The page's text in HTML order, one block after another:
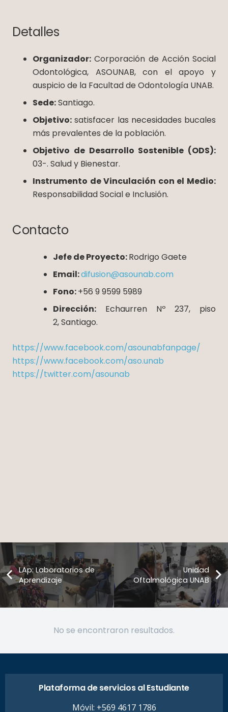
Detalles
Organizador: Corporación de Acción Social
Odontológica, ASOUNAB, con el apoyo y
auspicio de la Facultad de Odontología UNAB.
Sede:Santiago.
Objetivo: satisfacer las necesidades bucales
más prevalentes de la población.
Objetivo de Desarrollo Sostenible (ODS):
03-. Salud y Bienestar.
Instrumento de Vinculación con el Medio:
Responsabilidad Social e Inclusión.
Contacto
Jefe de Proyecto:Rodrigo Gaete
Email:difusion@asounab.com
Fono:+56 9 9599 5989
Dirección: Echaurren Nº 237, piso
2, Santiago.
https://www.facebook.com/asounabfanpage/
https://www.facebook.com/aso.unab
https://twitter.com/asounab
LAp: Laboratorios de
Aprendizaje
Unidad
Oftalmológica UNAB
No se encontraron resultados.